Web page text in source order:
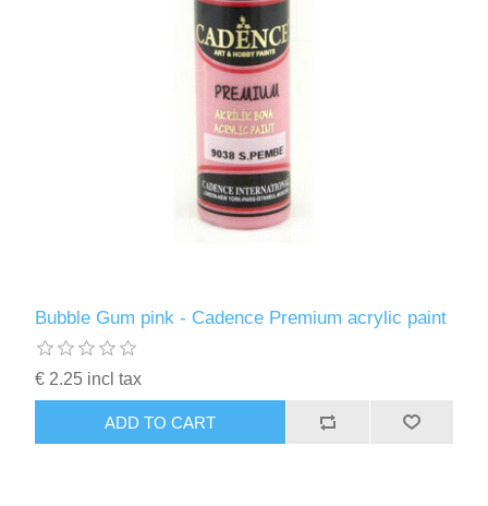
Bubble Gum pink - Cadence Premium acrylic paint
€ 2.25 incl tax
ADD TO CART